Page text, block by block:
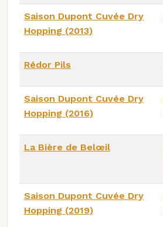
Saison Dupont Cuvée Dry
Hopping (2013)
Rédor Pils
Saison Dupont Cuvée Dry
Hopping (2016)
La Bière de Belœil
Saison Dupont Cuvée Dry
Hopping (2019)